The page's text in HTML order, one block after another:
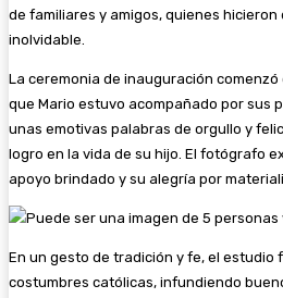
de familiares y amigos, quienes
inolvidable.
La ceremonia de inauguración
que Mario estuvo acompañado por sus
unas emotivas palabras de orgullo y
logro en la vida de su hijo. El fotógrafo
apoyo brindado y su alegría por
En un gesto de tradición y fe, el estudio
costumbres católicas, infundiendo